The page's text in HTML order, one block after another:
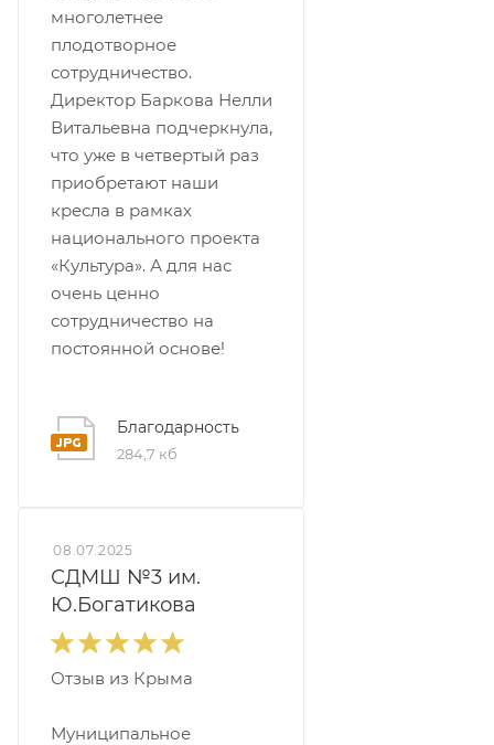
многолетнее
плодотворное
сотрудничество.
Директор Баркова Нелли
Витальевна подчеркнула,
что уже в четвертый раз
приобретают наши
кресла в рамках
национального проекта
«Культура». А для нас
очень ценно
сотрудничество на
постоянной основе!
Благодарность
284,7 кб
08.07.2025
СДМШ №3 им.
Ю.Богатикова
Отзыв из Крыма
Муниципальное